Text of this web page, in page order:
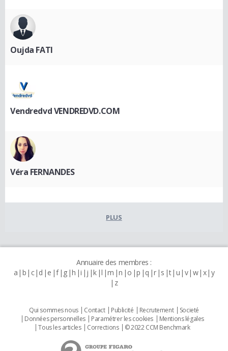
Oujda FATI
Vendredvd VENDREDVD.COM
Véra FERNANDES
PLUS
Annuaire des membres :
a b c d e f g h i j k l m n o p q r s t u v w x y
z
Qui sommes nous Contact Publicité Recrutement
Societé
Données personnelles
Paramétrer les cookies
Mentions légales
Tous les articles
Corrections © 2022 CCM Benchmark